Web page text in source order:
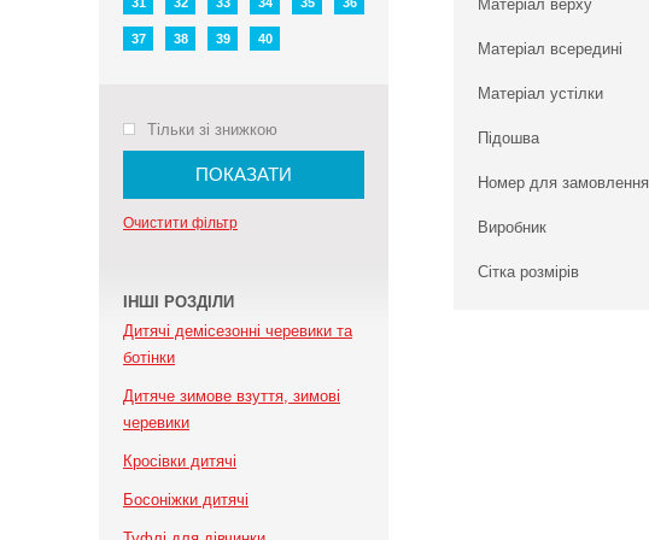
Матеріал верху
Матеріал всередині
Матеріал устілки
Підошва
Номер для замовлення
Виробник
Сітка розмірів
37 38 39 40
Тільки зі знижкою
ПОКАЗАТИ
Очистити фільтр
ІНШІ РОЗДІЛИ
Дитячі демісезонні черевики та
ботінки
Дитяче зимове взуття, зимові
черевики
Кросівки дитячі
Босоніжки дитячі